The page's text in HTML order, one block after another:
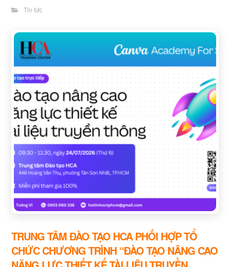
Tin tức
TRUNG TÂM ĐÀO TẠO HCA PHỐI HỢP TỔ
CHỨC CHƯƠNG TRÌNH “ĐÀO TẠO NÂNG CAO